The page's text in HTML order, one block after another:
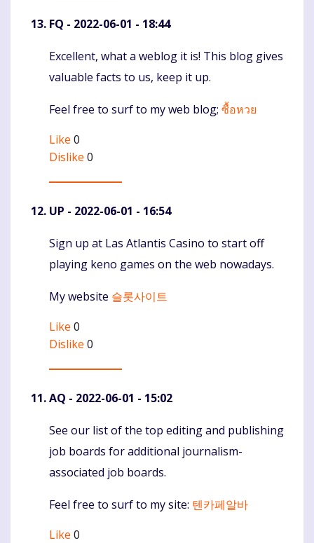
FQ - 2022-06-01 - 18:44
Komentaras
Excellent, what a weblog it is! This blog gives
valuable facts to us, keep it up.
Feel free to surf to my web blog; ซื้อหวย
Like 0
Dislike 0
UP - 2022-06-01 - 16:54
Komentaras
Sign up at Las Atlantis Casino to start off
playing keno games on the web nowadays.
My website 슬롯사이트
Like 0
Dislike 0
AQ - 2022-06-01 - 15:02
Komentaras
See our list of the top editing and publishing
job boards for additional journalism-
associated job boards.
Feel free to surf to my site: 텐카페알바
Like 0